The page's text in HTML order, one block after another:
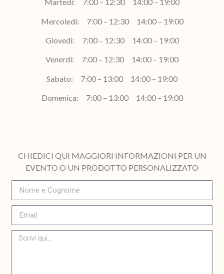
Mercoledì: 7:00 – 12:30 14:00 – 19:00
Giovedì: 7:00 – 12:30 14:00 – 19:00
Venerdì: 7:00 – 12:30 14:00 – 19:00
Sabato: 7:00 – 13:00 14:00 – 19:00
Domenica: 7:00 – 13:00 14:00 – 19:00
CHIEDICI QUI MAGGIORI INFORMAZIONI PER UN
EVENTO O UN PRODOTTO PERSONALIZZATO